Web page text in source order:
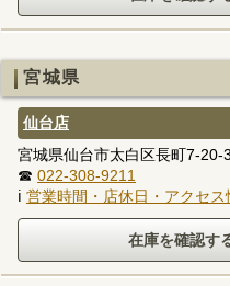
宮城県
仙台店
宮城県仙台市太白区長町7-20-
☎ 022-308-9211
ℹ 営業時間・店休日・アクセス